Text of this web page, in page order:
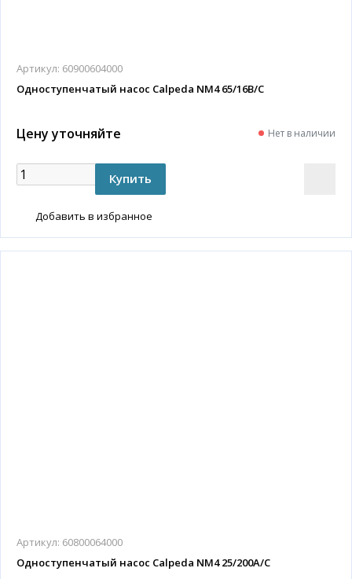
Артикул: 60900604000
Одноступенчатый насос Calpeda NM4 65/16B/C
Цену уточняйте Нет в наличии
Добавить в избранное
Артикул: 60800064000
Одноступенчатый насос Calpeda NM4 25/200A/C